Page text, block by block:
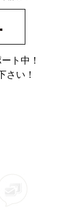
ト中！
さい！